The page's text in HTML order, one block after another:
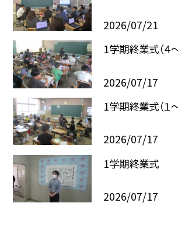
2026/07/21
1学期終業式（４
2026/07/17
1学期終業式（１
2026/07/17
1学期終業式
2026/07/17